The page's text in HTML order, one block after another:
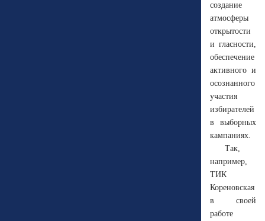
создание
атмосферы
открытости
и гласности,
обеспечение
активного и
осознанного
участия
избирателей
в выборных
кампаниях.
Так,
например,
ТИК
Кореновская
в своей
работе